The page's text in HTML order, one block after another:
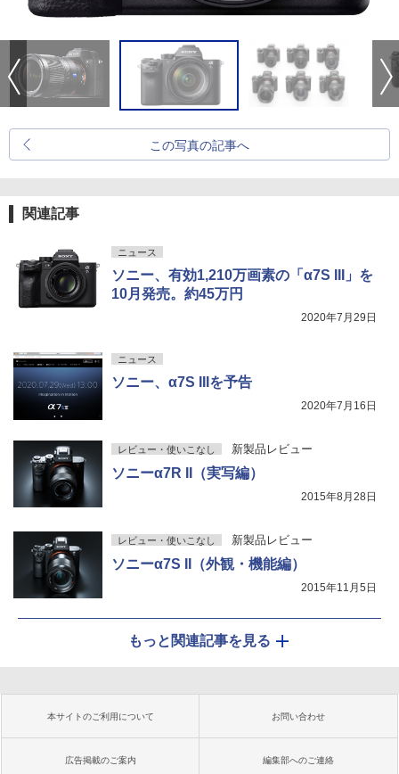
この写真の記事へ
関連記事
ニュース
ソニー、有効1,210万画素の「α7S III」を
10月発売。約45万円
2020年7月29日
ニュース
ソニー、α7S IIIを予告
2020年7月16日
レビュー・使いこなし 新製品レビュー
ソニーα7R II（実写編）
2015年8月28日
レビュー・使いこなし 新製品レビュー
ソニーα7S II（外観・機能編）
2015年11月5日
もっと関連記事を見る
本サイトのご利用について お問い合わせ
広告掲載のご案内 編集部へのご連絡